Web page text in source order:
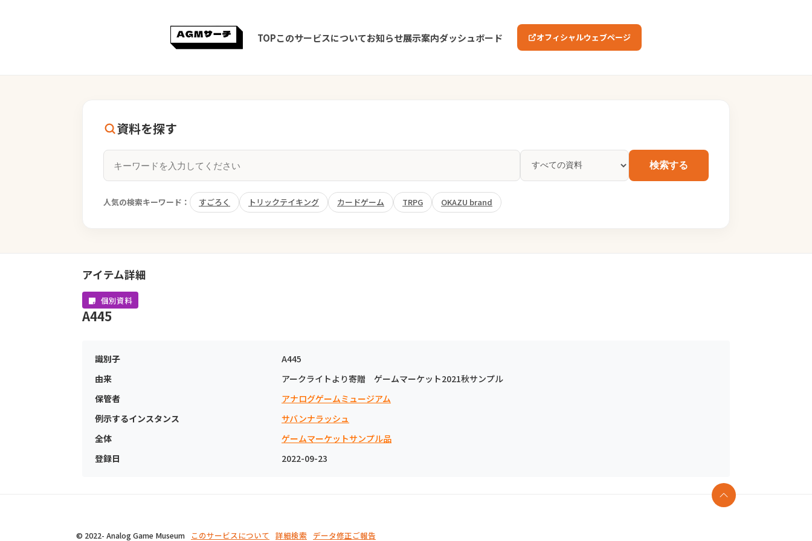
TOPこのサービスについてお知らせ展示案内ダッシュボード オフィシャルウェブページ
資料を探す
検索する
人気の検索キーワード： すごろく トリックテイキング カードゲーム TRPG OKAZU brand
アイテム詳細
個別資料
A445
識別子
A445
由来
アークライトより寄贈 ゲームマーケット2021秋サンプル
保管者
アナログゲームミュージアム
例示するインスタンス
サバンナラッシュ
全体
ゲームマーケットサンプル品
登録日
2022-09-23
© 2022- Analog Game Museum このサービスについて 詳細検索 データ修正ご報告